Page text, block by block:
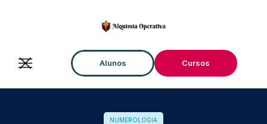
Alunos Cursos
NUMEROLOGIA